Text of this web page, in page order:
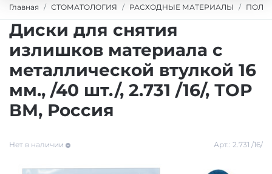
ЭНДОДОНТИЧЕСКОЕ ЛЕЧЕНИЕ
ШТИФТЫ СТЕКЛОВОЛОКНО / БЕЗЗОЛЬНЫЕ /
УПАКОВКА ДЛЯ СТЕРИЛИЗАЦИИ
ОБОРУДОВАНИЕ
ЗУБОТЕХНИЧЕСКАЯ ЛАБОРАТОРИЯ
СИЛИКОНЫ
МАТЕРИАЛЫ И ИНСТРУМЕНТЫ ДЛЯ
ПОЛИРОВАНИЯ
ПРИСПОСОБЛЕНИЯ ДЛЯ ИЗГОТОВЛЕНИЯ
Главная СТОМАТОЛОГИЯ РАСХОДНЫЕ МАТЕРИАЛЫ
Диски для снятия
излишков материала с
металлической втулкой 16
мм., /40 шт./, 2.731 /16/, ТОР
ВМ, Россия
Нет в наличии Арт.: 2.731 /16/